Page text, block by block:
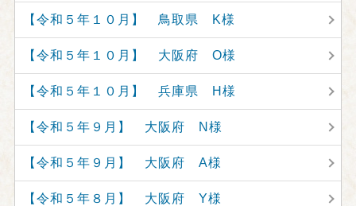
【令和５年１０月】 鳥取県 K様
【令和５年１０月】 大阪府 O様
【令和５年１０月】 兵庫県 H様
【令和５年９月】 大阪府 N様
【令和５年９月】 大阪府 A様
【令和５年８月】 大阪府 Y様